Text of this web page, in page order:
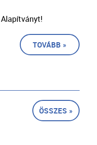
Alapítványt!
TOVÁBB »
ÖSSZES »